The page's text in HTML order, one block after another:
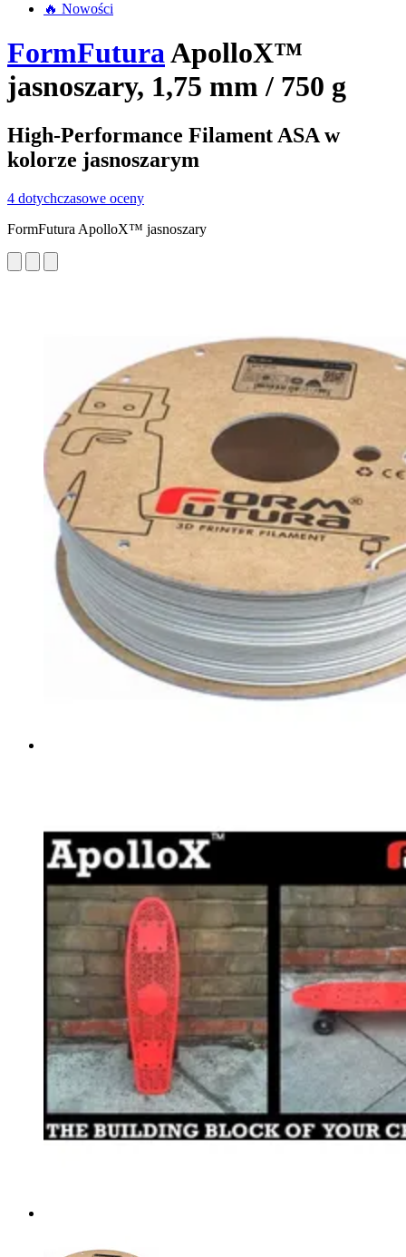
🔥 Nowości
FormFuturaApolloX™
jasnoszary, 1,75 mm / 750 g
High-Performance Filament ASA w
kolorze jasnoszarym
4 dotychczasowe oceny
FormFutura ApolloX™ jasnoszary